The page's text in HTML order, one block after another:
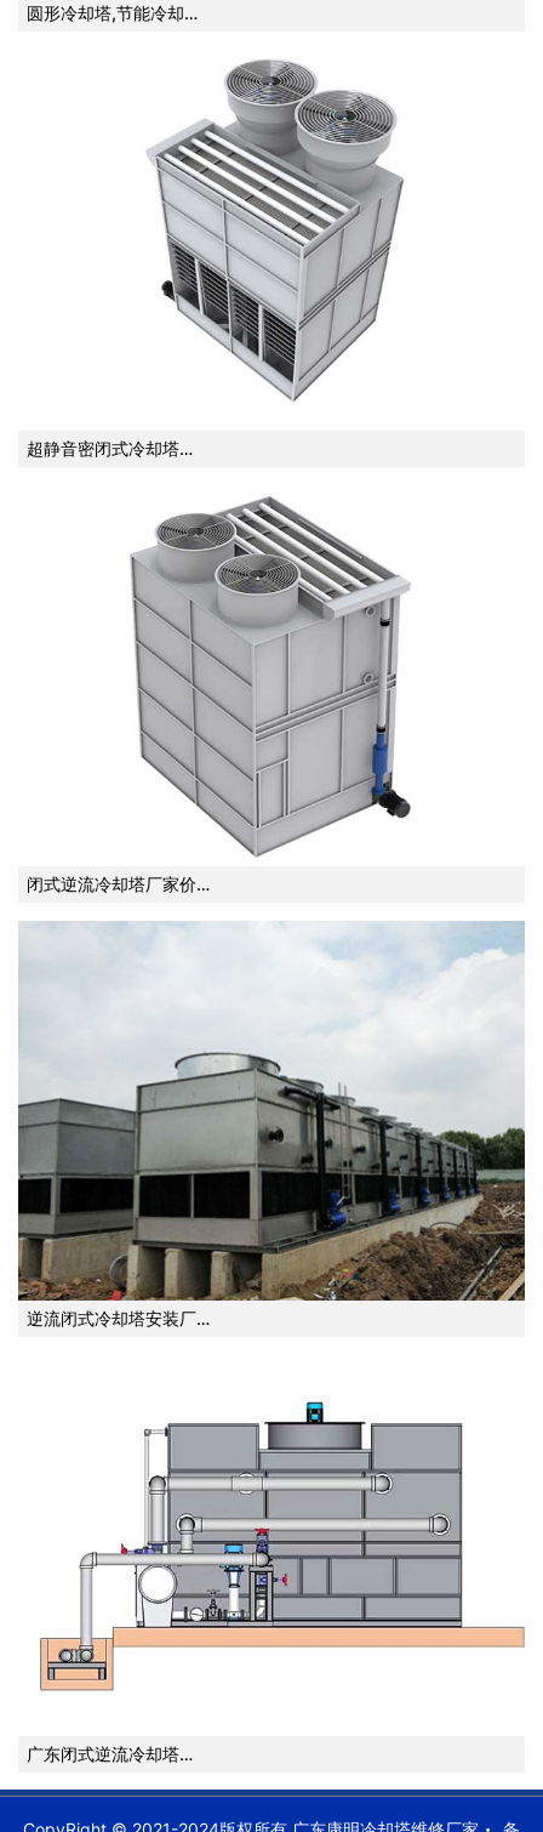
圆形冷却塔,节能冷却…
超静音密闭式冷却塔…
闭式逆流冷却塔厂家价…
逆流闭式冷却塔安装厂…
广东闭式逆流冷却塔…